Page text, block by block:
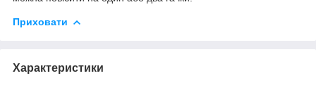
Приховати
Характеристики